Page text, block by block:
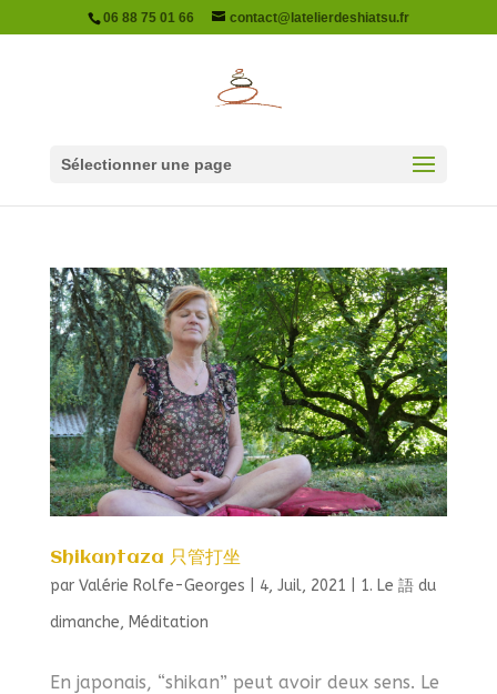
06 88 75 01 66 contact@latelierdeshiatsu.fr
Sélectionner une page
Shikantaza 只管打坐
par Valérie Rolfe-Georges 4, Juil, 2021
1. Le 語 du
dimanche, Méditation
En japonais, “shikan” peut avoir deux sens. Le